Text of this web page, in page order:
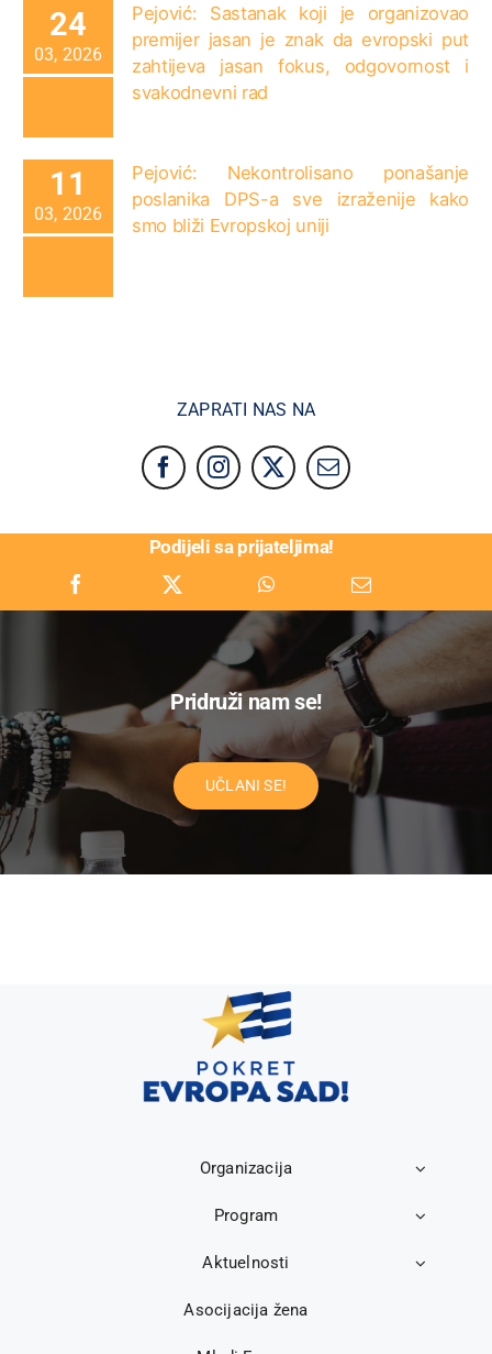
24
03, 2026
Pejović: Sastanak koji je organizovao
premijer jasan je znak da evropski put
zahtijeva jasan fokus, odgovornost i
svakodnevni rad
11
03, 2026
Pejović: Nekontrolisano ponašanje
poslanika DPS-a sve izraženije kako
smo bliži Evropskoj uniji
ZAPRATI NAS NA
Podijeli sa prijateljima!
Pridruži nam se!
UČLANI SE!
Organizacija
Program
Aktuelnosti
Asocijacija žena